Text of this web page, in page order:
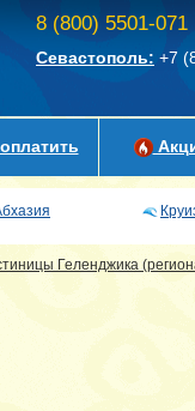
8 (800) 5501-071
Севастополь: +7
Геленджика